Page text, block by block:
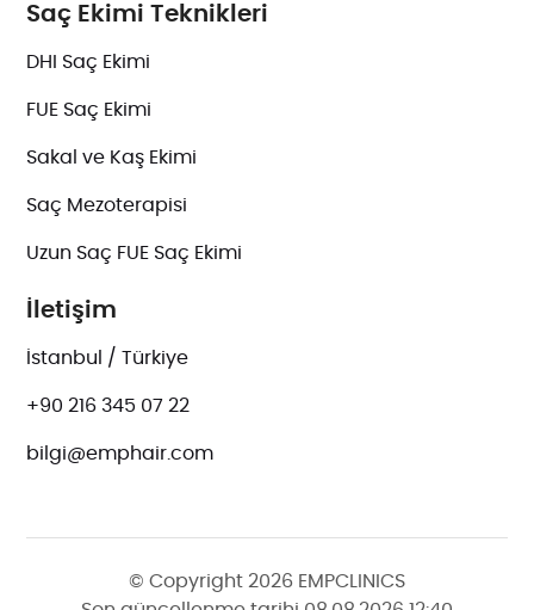
Saç Ekimi Teknikleri
DHI Saç Ekimi
FUE Saç Ekimi
Sakal ve Kaş Ekimi
Saç Mezoterapisi
Uzun Saç FUE Saç Ekimi
İletişim
İstanbul / Türkiye
+90 216 345 07 22
bilgi@emphair.com
© Copyright 2026 EMPCLINICS